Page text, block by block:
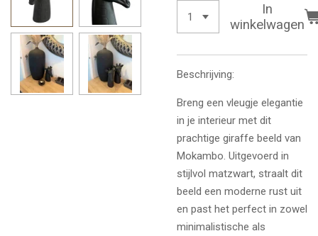
In
winkelwagen
Beschrijving:
Breng een vleugje elegantie
in je interieur met dit
prachtige giraffe beeld van
Mokambo. Uitgevoerd in
stijlvol matzwart, straalt dit
beeld een moderne rust uit
en past het perfect in zowel
minimalistische als